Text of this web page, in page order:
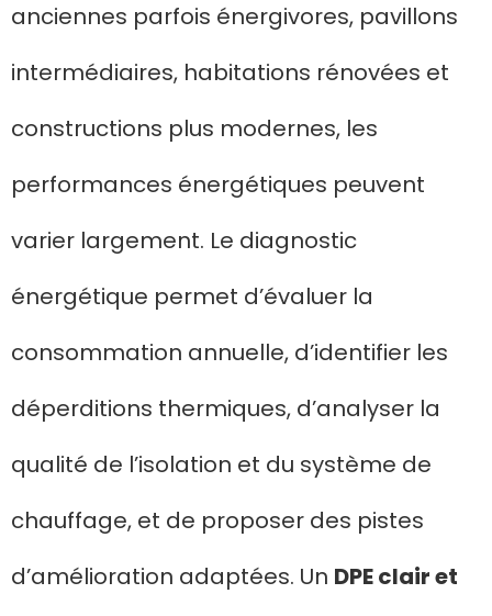
anciennes parfois énergivores, pavillons
intermédiaires, habitations rénovées et
constructions plus modernes, les
performances énergétiques peuvent
varier largement. Le diagnostic
énergétique permet d’évaluer la
consommation annuelle, d’identifier les
déperditions thermiques, d’analyser la
qualité de l’isolation et du système de
chauffage, et de proposer des pistes
d’amélioration adaptées. Un DPE clair et